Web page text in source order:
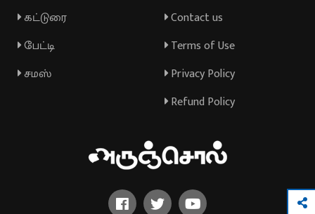
கட்டுரை
பேட்டி
சமஸ்
Contact us
Terms of Use
Privacy Policy
Refund Policy